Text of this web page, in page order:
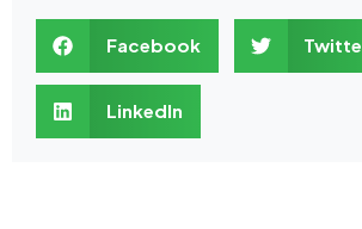
Facebook
LinkedIn